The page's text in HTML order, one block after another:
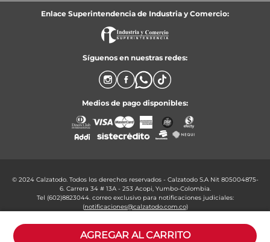
AGREGAR AL CARRITO
Enlace Superintendencia de Industria y Comercio:
Síguenos en nuestras redes:
Medios de pago disponibles:
© 2024 Calzatodo. Todos los derechos reservados - Calzatodo S.A Nit 805004875-
6. Carrera 34 # 13A - 253 Acopi, Yumbo-Colombia.
Tel (602)8823044. correo exclusivo para notificaciones judiciales:
(notificaciones@calzatodo.com.co)